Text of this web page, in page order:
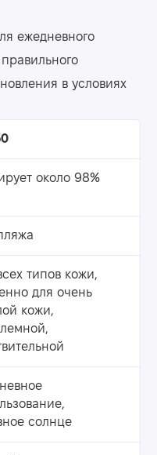
ежедневного
в условиях
около 98%
типов кожи,
для очень
кожи,
солнце